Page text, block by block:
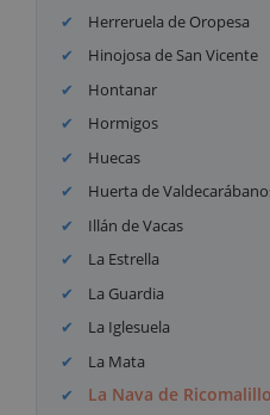
Herreruela de Oropesa
Hinojosa de San Vicente
Hontanar
Hormigos
Huecas
Huerta de
Illán de Vacas
La Estrella
La Guardia
La Iglesuela
La Mata
La Nava de Ricomalillo